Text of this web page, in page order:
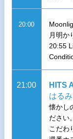
20:00
月明か
20:55
21:00 HITS
はるみ
懐かし
ださい
こだわ